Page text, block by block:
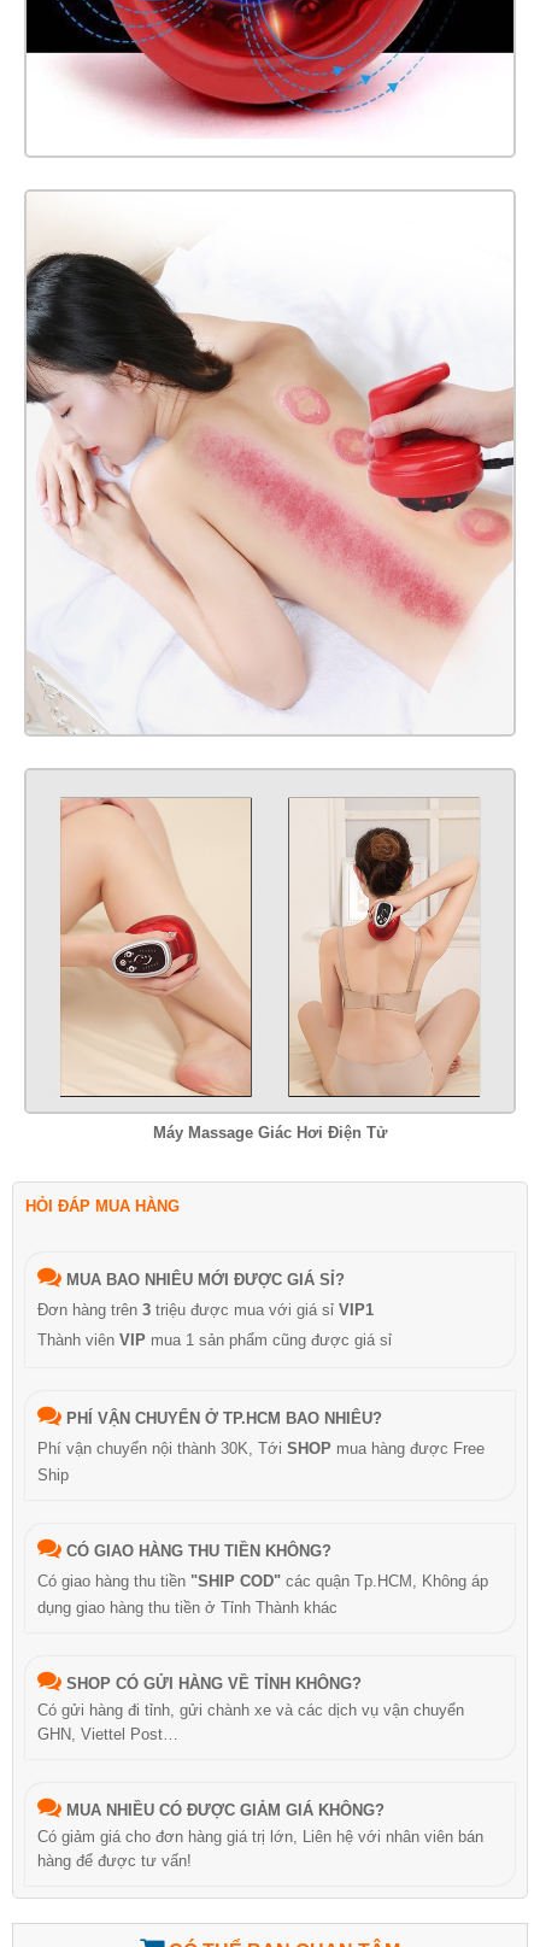
Máy Massage Giác Hơi Điện Tử
HỎI ĐÁP MUA HÀNG
MUA BAO NHIÊU MỚI ĐƯỢC GIÁ SỈ?
Đơn hàng trên 3 triệu được mua với giá sỉ VIP1
Thành viên VIP mua 1 sản phẩm cũng được giá sỉ
PHÍ VẬN CHUYỂN Ở TP.HCM BAO NHIÊU?
Phí vận chuyển nội thành 30K, Tới SHOP mua hàng được Free
Ship
CÓ GIAO HÀNG THU TIỀN KHÔNG?
Có giao hàng thu tiền "SHIP COD" các quận Tp.HCM, Không áp
dụng giao hàng thu tiền ở Tỉnh Thành khác
SHOP CÓ GỬI HÀNG VỀ TỈNH KHÔNG?
Có gửi hàng đi tỉnh, gửi chành xe và các dịch vụ vận chuyển
GHN, Viettel Post…
MUA NHIỀU CÓ ĐƯỢC GIẢM GIÁ KHÔNG?
Có giảm giá cho đơn hàng giá trị lớn, Liên hệ với nhân viên bán
hàng để được tư vấn!